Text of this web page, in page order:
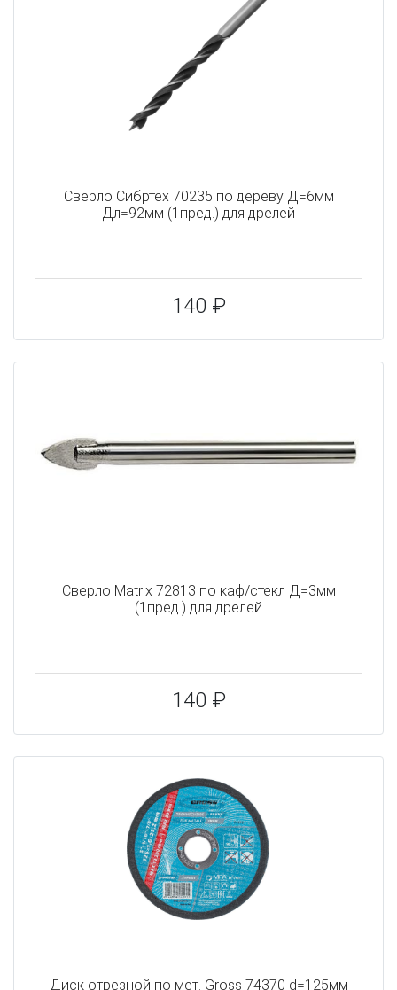
Сверло Сибртех 70235 по дереву Д=6мм
Дл=92мм (1пред.) для дрелей
140 ₽
Сверло Matrix 72813 по каф/стекл Д=3мм
(1пред.) для дрелей
140 ₽
Диск отрезной по мет. Gross 74370 d=125мм